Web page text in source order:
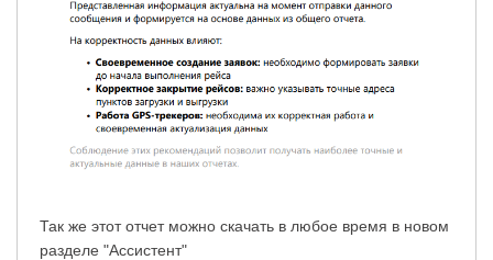
Так же этот отчет можно скачать в любое время в новом
разделе "Ассистент"